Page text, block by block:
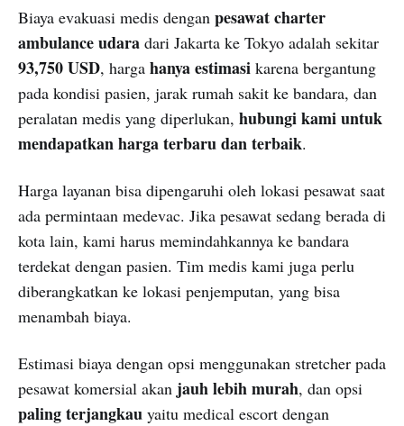
Biaya evakuasi medis dengan pesawat charter
ambulance udara dari Jakarta ke Tokyo adalah sekitar
93,750 USD, harga hanya estimasi karena bergantung
pada kondisi pasien, jarak rumah sakit ke bandara, dan
peralatan medis yang diperlukan, hubungi kami untuk
mendapatkan harga terbaru dan terbaik.
Harga layanan bisa dipengaruhi oleh lokasi pesawat saat
ada permintaan medevac. Jika pesawat sedang berada di
kota lain, kami harus memindahkannya ke bandara
terdekat dengan pasien. Tim medis kami juga perlu
diberangkatkan ke lokasi penjemputan, yang bisa
menambah biaya.
Estimasi biaya dengan opsi menggunakan stretcher pada
pesawat komersial akan jauh lebih murah, dan opsi
paling terjangkau yaitu medical escort dengan